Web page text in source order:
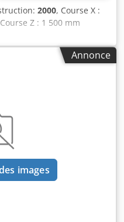
2000, Course X :
Z : 1 500 mm
100 mm Commande
de broche :
: ISO 50 Avances :
table : 10 t Puissance du
: 1 229 mm Puissance
3 m Dkodpfx
TNC 430 B
est orientable
pas de 1,5°. La machine
automatique à
d’une broche à
min) et d’un système de
Annonce
images